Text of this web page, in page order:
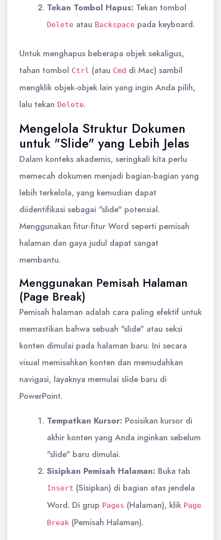
Tekan Tombol Hapus: Tekan tombol
Delete atau Backspace pada keyboard.
Untuk menghapus beberapa objek sekaligus,
tahan tombol Ctrl (atau Cmd di Mac) sambil
mengklik objek-objek lain yang ingin Anda pilih,
lalu tekan Delete.
Mengelola Struktur Dokumen
untuk "Slide" yang Lebih Jelas
Dalam konteks akademis, seringkali kita perlu
memecah dokumen menjadi bagian-bagian yang
lebih terkelola, yang kemudian dapat
diidentifikasi sebagai "slide" potensial.
Menggunakan fitur-fitur Word seperti pemisah
halaman dan gaya judul dapat sangat
membantu.
Menggunakan Pemisah Halaman
(Page Break)
Pemisah halaman adalah cara paling efektif untuk
memastikan bahwa sebuah "slide" atau seksi
konten dimulai pada halaman baru. Ini secara
visual memisahkan konten dan memudahkan
navigasi, layaknya memulai slide baru di
PowerPoint.
Tempatkan Kursor: Posisikan kursor di
akhir konten yang Anda inginkan sebelum
"slide" baru dimulai.
Sisipkan Pemisah Halaman: Buka tab
Insert (Sisipkan) di bagian atas jendela
Word. Di grup Pages (Halaman), klik Page
Break (Pemisah Halaman).